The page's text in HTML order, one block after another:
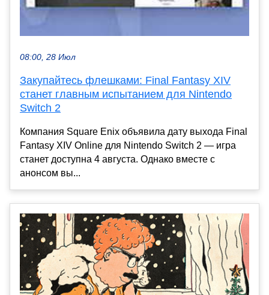
08:00, 28 Июл
Закупайтесь флешками: Final Fantasy XIV
станет главным испытанием для Nintendo
Switch 2
Компания Square Enix объявила дату выхода Final
Fantasy XIV Online для Nintendo Switch 2 — игра
станет доступна 4 августа. Однако вместе с
анонсом вы...